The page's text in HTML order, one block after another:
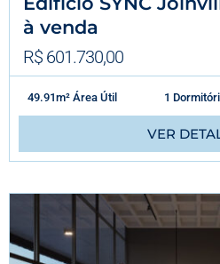
à venda
R$ 601.730,00
49.91m² Área Útil 1
VER